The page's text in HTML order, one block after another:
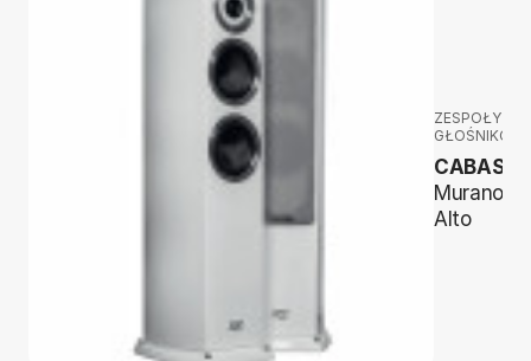
ZESPOŁY
CABASSE
Murano
Alto